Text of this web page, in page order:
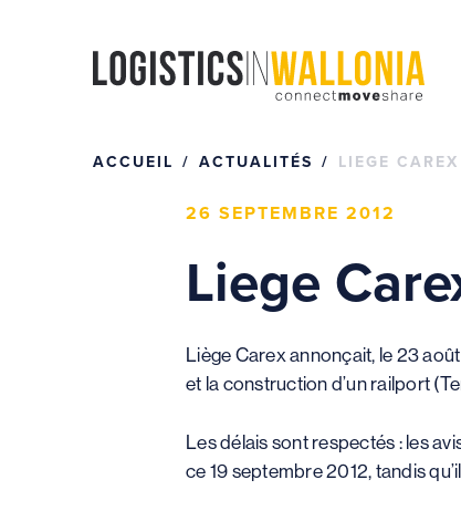
ACCUEIL ACTUALITÉS LIEGE
26 SEPTEMBRE 2012
Liege
Liège Carex annonçait, le 23
et la construction d’un railport
Les délais sont respectés : les
ce 19 septembre 2012, tandis